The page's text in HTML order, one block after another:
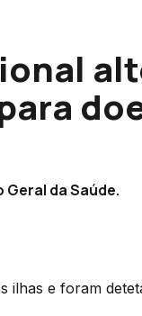
da Saúde.
e foram